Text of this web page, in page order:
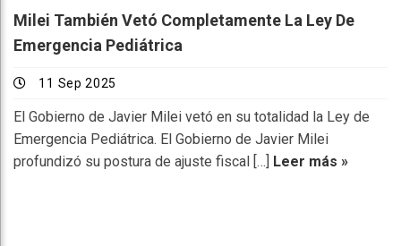
Milei También Vetó Completamente La Ley De
Emergencia Pediátrica
11 Sep 2025
El Gobierno de Javier Milei vetó en su totalidad la Ley de
Emergencia Pediátrica. El Gobierno de Javier Milei
profundizó su postura de ajuste fiscal […]
Leer más »